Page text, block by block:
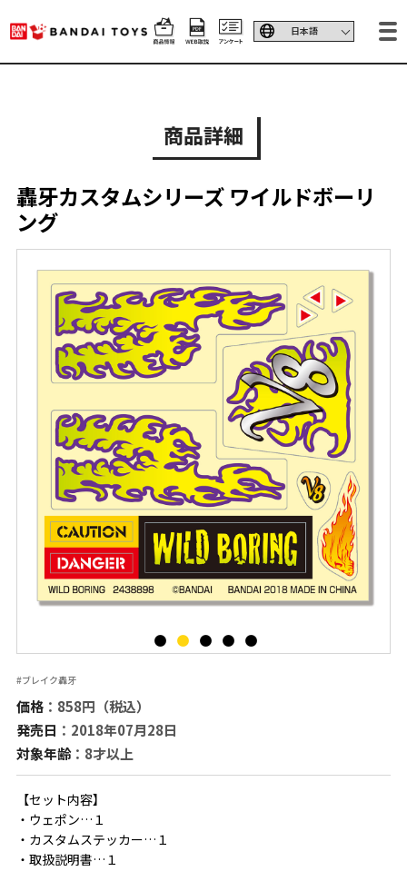
商品詳細
轟牙カスタムシリーズ ワイルドボーリ
ング
#ブレイク轟牙
価格：858円（税込）
発売日 ：2018年07月28日
対象年齢：8才以上
【セット内容】
・ウェポン…１
・カスタムステッカー…１
・取扱説明書…１